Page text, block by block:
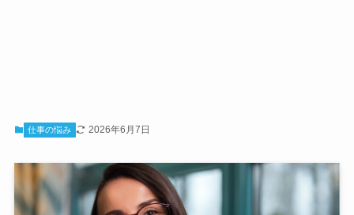
仕事の悩み 2026年6月7日